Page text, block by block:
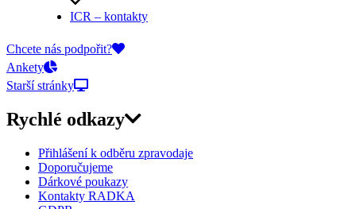
ICR – kontakty
On-line přihlášky
Chcete nás podpořit?
Ankety
Starší stránky
Rychlé odkazy
Přihlášení k odběru zpravodaje
Doporučujeme
Dárkové poukazy
Kontakty RADKA